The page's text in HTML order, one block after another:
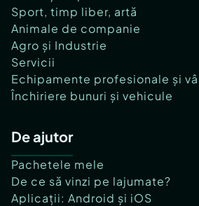
Sport, timp liber, artă
Animale de companie
Agro și Industrie
Servicii
Echipamente profesionale și
Închiriere bunuri și vehicule
De ajutor
Pachetele mele
De ce să vinzi pe lajumate?
Aplicații: Android și iOS